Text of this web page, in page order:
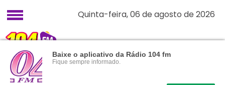
Baixe o aplicativo da Rádio 104 fm
Fique sempre informado.
Quinta-feira, 06 de agosto de 2026